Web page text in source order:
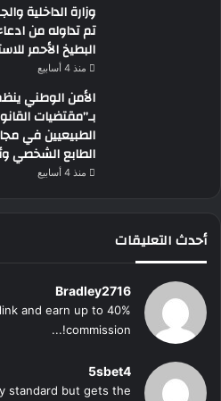
وزارة الداخلية
تم تداوله من
البطيخ الأحمر
منذ 4 أسابيع
الأمن الوطني
بـ”مقتضيات
الطبيعيين في
الطابع الشخصي
منذ 4 أسابيع
أحدث التعليقات
Bradley2716
and earn up to 40%
commission!...
5sbet4
standard but gets the